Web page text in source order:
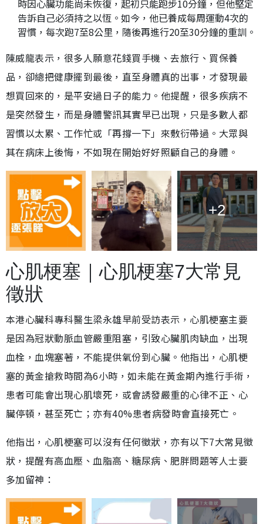
時因心臟功能尚未恢復，起初只能跑步10分鐘，但他堅定
告訴自己必須持之以恆。如今，他已養成每周運動4次的
習慣，每次跑7至8公里，隨後再進行20至30分鐘的重訓。
陳威龍表示，很多人願意花錢買手機、去旅行、買保養
品，卻總把健康擺到最後，直至身體真的出事，才發現最
想買回來的，是平安過日子的能力。他提醒，很多疾病不
是突然發生，而是身體警訊其實早已出現，只是多數人都
習慣以太累、工作忙或「再撐一下」來敷衍帶過。大眾與
其在病床上後悔，不如現在開始好好照顧自己的身體。
+2
心肌梗塞｜心肌梗塞7大常見
徵狀
本港心臟科專科醫生梁永雄早前受訪表示，心肌梗塞主要
是因為冠狀動脈血管嚴重阻塞，引致心臟肌肉缺血，出現
血栓，血塊塞著，不能提供氧份到心臟。他指出，心肌梗
塞的黃金搶救時間為6小時，如未能在黃金期內進行手術，
患者可能會出現心肌壞死，或會誘發嚴重的心律不正、心
臟停頓，甚至死亡；亦有40%患者病發時會直接死亡。
他指出，心肌梗塞可以沒有任何徵狀，亦有以下7大常見徵
狀，提醒有高血壓、血脂高、糖尿病、肥胖問題等人士要
多加留神：